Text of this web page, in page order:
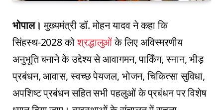
भोपाल। मुख्यमंत्री डॉ. मोहन यादव ने कहा कि
सिंहस्थ-2028 कोश्रद्धालुओंके लिए अविस्मरणीय
अनुभूति बनाने के उद्देश्य से आवागमन, पार्किंग, स्नान, भीड़
प्रबंधन, आवास, स्वच्छ पेयजल, भोजन, चिकित्सा सुविधा,
अपशिष्ट प्रबंधन सहित सभी पहलुओं के प्रबंधन पर विशेष